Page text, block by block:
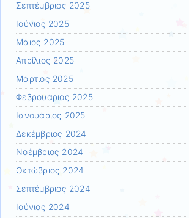
Σεπτέμβριος 2025
Ιούνιος 2025
Μάιος 2025
Απρίλιος 2025
Μάρτιος 2025
Φεβρουάριος 2025
Ιανουάριος 2025
Δεκέμβριος 2024
Νοέμβριος 2024
Οκτώβριος 2024
Σεπτέμβριος 2024
Ιούνιος 2024